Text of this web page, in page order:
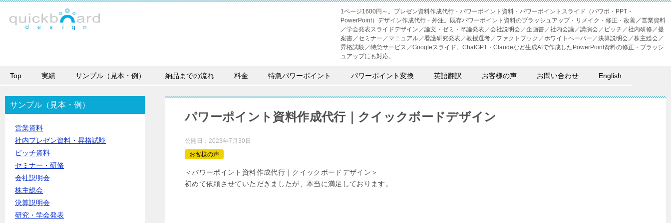
1ページ1600円～。プレゼン資料作成代行・パワーポイント資料・パワーポイントスライド（パワポ・PPT・
PowerPoint）デザイン作成代行・外注。既存パワーポイント資料のブラッシュアップ・リメイク・修正・改善／営業資料
／学会発表スライドデザイン／論文・ゼミ・卒論発表／会社説明会／企画書／社内会議／講演会／ピッチ／社内研修／提
案書／セミナー／マニュアル／看護研究発表／教授選考／ファクトブック／ホワイトペーパー／決算説明会／株主総会／
昇格試験／特急サービス／Googleスライド。ChatGPT・Claudeなど生成AIで作成したPowerPoint資料の修正・ブラッシ
ュアップにも対応。
Top 実績 サンプル（見本・例） 納品までの流れ 料金 特急パワーポイント パワーポイント変換 英語翻訳 お客様の声 お問い合わせ English
パワーポイント資料作成代行｜クイックボードデザイン
公開日： 2023年7月30日
お客様の声
＜パワーポイント資料作成代行｜クイックボードデザイン＞
初めて依頼させていただきましたが、本当に満足しております。
サンプル（見本・例）
営業資料
社内プレゼン資料・昇格試験
ピッチ資料
セミナー・研修
会社説明会
株主総会
決算説明会
研究・学会発表